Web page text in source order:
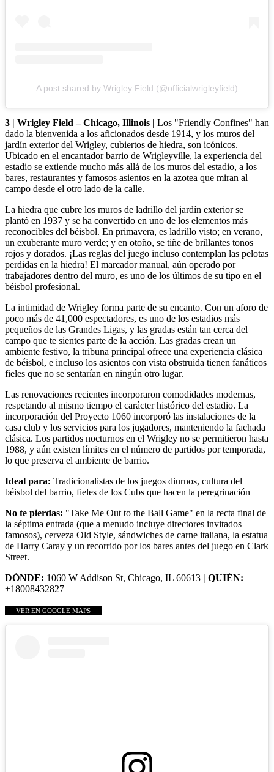
A post shared by Wrigley Field (@officialwrigleyfield)
3 | Wrigley Field – Chicago, Illinois | Los "Friendly Confines" han
dado la bienvenida a los aficionados desde 1914, y los muros del
jardín exterior del Wrigley, cubiertos de hiedra, son icónicos.
Ubicado en el encantador barrio de Wrigleyville, la experiencia del
estadio se extiende mucho más allá de los muros del estadio, a los
bares, restaurantes y famosos asientos en la azotea que miran al
campo desde el otro lado de la calle.
La hiedra que cubre los muros de ladrillo del jardín exterior se
plantó en 1937 y se ha convertido en uno de los elementos más
reconocibles del béisbol. En primavera, es ladrillo visto; en verano,
un exuberante muro verde; y en otoño, se tiñe de brillantes tonos
rojos y dorados. ¡Las reglas del juego incluso contemplan las pelotas
perdidas en la hiedra! El marcador manual, aún operado por
trabajadores dentro del muro, es uno de los últimos de su tipo en el
béisbol profesional.
La intimidad de Wrigley forma parte de su encanto. Con un aforo de
poco más de 41,000 espectadores, es uno de los estadios más
pequeños de las Grandes Ligas, y las gradas están tan cerca del
campo que te sientes parte de la acción. Las gradas crean un
ambiente festivo, la tribuna principal ofrece una experiencia clásica
de béisbol, e incluso los asientos con vista obstruida tienen fanáticos
fieles que no se sentarían en ningún otro lugar.
Las renovaciones recientes incorporaron comodidades modernas,
respetando al mismo tiempo el carácter histórico del estadio. La
incorporación del Proyecto 1060 incorporó las instalaciones de la
casa club y los servicios para los jugadores, manteniendo la fachada
clásica. Los partidos nocturnos en el Wrigley no se permitieron hasta
1988, y aún existen límites en el número de partidos por temporada,
lo que preserva el ambiente de barrio.
Ideal para: Tradicionalistas de los juegos diurnos, cultura del
béisbol del barrio, fieles de los Cubs que hacen la peregrinación
No te pierdas: "Take Me Out to the Ball Game" en la recta final de
la séptima entrada (que a menudo incluye directores invitados
famosos), cerveza Old Style, sándwiches de carne italiana, la estatua
de Harry Caray y un recorrido por los bares antes del juego en Clark
Street.
DÓNDE: 1060 W Addison St, Chicago, IL 60613 | QUIÉN:
+18008432827
VER EN GOOGLE MAPS